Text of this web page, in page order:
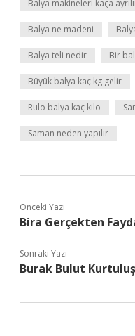
Balya makineleri kaça
Balya ne madeni
Balya teli nedir Bir
Büyük balya kaç kg gelir
Rulo balya kaç kilo
Saman neden yapılır
Önceki Yazı
Bira Gerçekten
Sonraki Yazı
Burak Bulut